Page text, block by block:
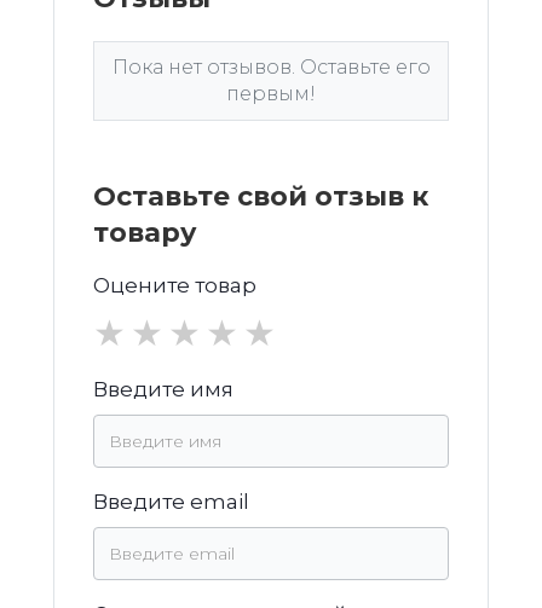
Пока нет отзывов. Оставьте его
первым!
Оставьте свой отзыв к
товару
Оцените товар
★
★
★
★
★
Введите имя
Введите email